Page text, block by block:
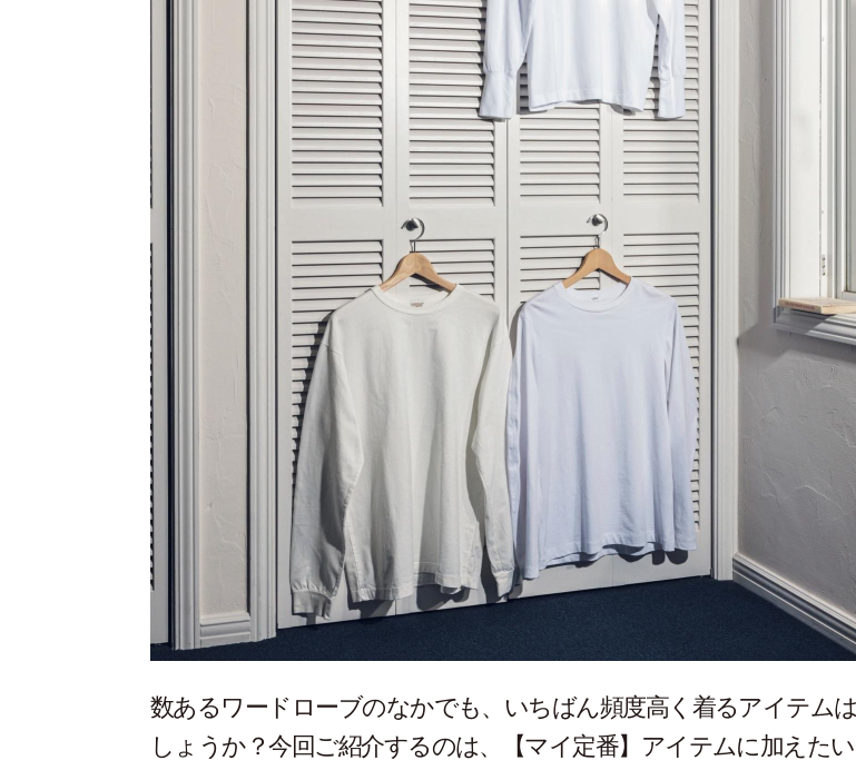
数あるワードローブのなかでも、いちばん頻度高く着るアイテム
しょうか？今回ご紹介するのは、【マイ定番】アイテムに加えた